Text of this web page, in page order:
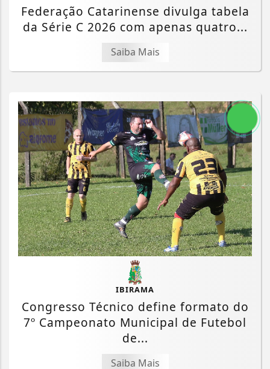
Federação Catarinense divulga tabela
da Série C 2026 com apenas quatro...
Saiba Mais
IBIRAMA
Congresso Técnico define formato do
7º Campeonato Municipal de Futebol
de...
Saiba Mais